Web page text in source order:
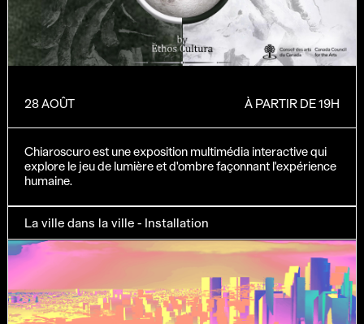
28 AOÛT À PARTIR DE 19H
Chiaroscuro est une exposition multimédia interactive qui
explore le jeu de lumière et d'ombre façonnant l'expérience
humaine.
La ville dans la ville - Installation